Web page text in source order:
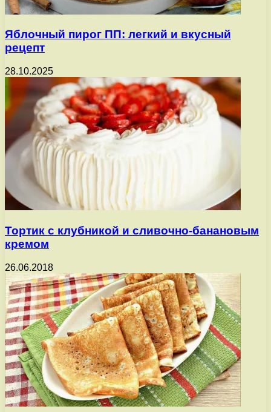
Яблочный пирог ПП: легкий и вкусный
рецепт
28.10.2025
Тортик с клубникой и сливочно-банановым
кремом
26.06.2018